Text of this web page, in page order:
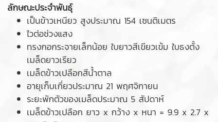
ลักษณะประจำพันธุ์
เป็นข้าวเหนียว สูงประมาณ 154 เซนติเมตร
ไวต่อช่วงแสง
ทรงกอกระจายเล็กน้อย ใบยาวสีเขียวเข้ม ใบธงตั้ง
เมล็ดยาวเรียว
เมล็ดข้าวเปลือกสีน้ำตาล
อายุเก็บเกี่ยวประมาณ 21 พฤศจิกายน
ระยะพักตัวของเมล็ดประมาณ 5 สัปดาห์
เมล็ดข้าวเปลือก ยาว x กว้าง x หนา = 9.9 x 2.7 x